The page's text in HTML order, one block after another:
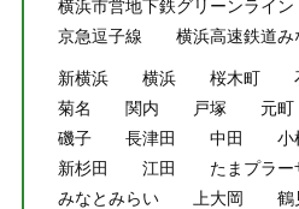
横浜市営地下鉄グリーンライン
京急逗子線
横浜高速鉄道み
新横浜 横浜 桜木町
菊名
関内 戸塚 元町
磯子
長津田 中田 小
新杉田
江田 たまプラー
みなとみらい
上大岡 鶴